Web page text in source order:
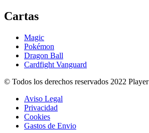
Cartas
Magic
Pokémon
Dragon Ball
Cardfight Vanguard
© Todos los derechos reservados 2022
Aviso Legal
Privacidad
Cookies
Gastos de Envio